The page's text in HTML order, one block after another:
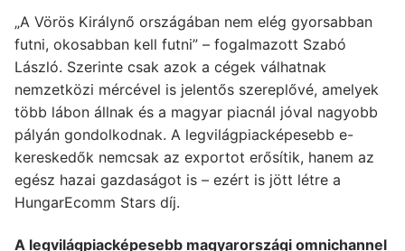
„A Vörös Királynő országában nem elég gyorsabban
futni, okosabban kell futni” – fogalmazott Szabó
László. Szerinte csak azok a cégek válhatnak
nemzetközi mércével is jelentős szereplővé, amelyek
több lábon állnak és a magyar piacnál jóval nagyobb
pályán gondolkodnak. A legvilágpiacképesebb e-
kereskedők nemcsak az exportot erősítik, hanem az
egész hazai gazdaságot is – ezért is jött létre a
HungarEcomm Stars díj.
A legvilágpiacképesebb magyarországi omnichannel